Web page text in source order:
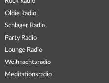
Rock Radio
Oldie Radio
Schlager Radio
Party Radio
Lounge Radio
Weihnachtsradio
Meditationsradio